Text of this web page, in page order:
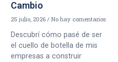
Cambio
25 julio, 2026 No hay comentarios
Descubrí cómo pasé de ser
el cuello de botella de mis
empresas a construir